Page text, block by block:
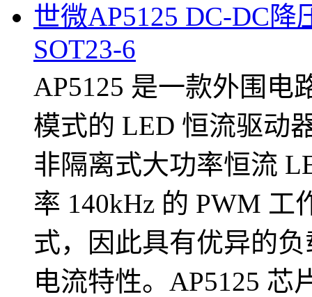
世微AP5125 DC-DC
SOT23-6
AP5125 是一款外围电
模式的 LED 恒流驱动
非隔离式大功率恒流
率 140kHz 的 PWM
式，因此具有优异的
电流特性。AP5125 芯